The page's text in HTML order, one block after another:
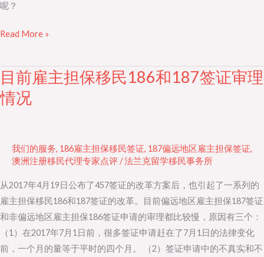
呢？
路
Read More »
目前雇主担保移民186和187签证审理
情况
我们的服务, 186雇主担保移民签证, 187偏远地区雇主担保签证,
澳洲注册移民代理专家点评/法兰克留学移民事务所
从2017年4月19日公布了457签证的改革方案后，也引起了一系列的
雇主担保移民186和187签证的改革。目前偏远地区雇主担保187签证
和非偏远地区雇主担保186签证申请的审理都比较慢，原因有三个：
（1）在2017年7月1日前，很多签证申请赶在了7月1日的法律变化
前，一个月的量等于平时的四个月。 （2）签证申请中的不真实和不
目
前
雇
民
186
和
187
签